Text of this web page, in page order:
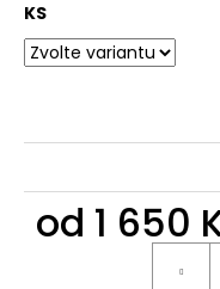
KS
od 1 650
o
p
o
č
e